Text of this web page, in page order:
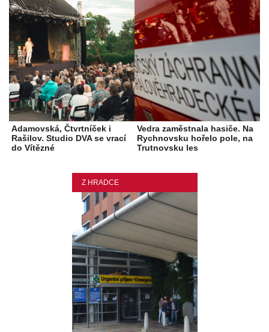
Adamovská, Čtvrtníček i
Rašilov. Studio DVA se vrací
do Vítězné
Vedra zaměstnala hasiče. Na
Rychnovsku hořelo pole, na
Trutnovsku les
Z HRADCE